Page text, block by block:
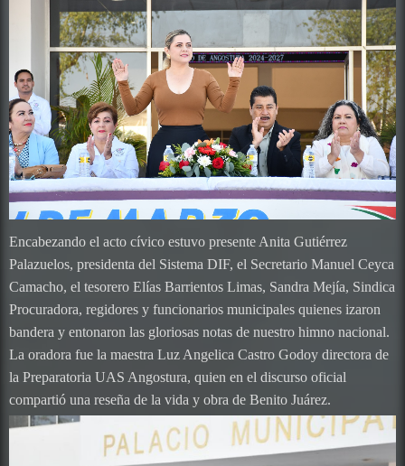
Encabezando el acto cívico estuvo presente Anita Gutiérrez
Palazuelos, presidenta del Sistema DIF, el Secretario Manuel Ceyca
Camacho, el tesorero Elías Barrientos Limas, Sandra Mejía, Sindica
Procuradora, regidores y funcionarios municipales quienes izaron
bandera y entonaron las gloriosas notas de nuestro himno nacional.
La oradora fue la maestra Luz Angelica Castro Godoy directora de
la Preparatoria UAS Angostura, quien en el discurso oficial
compartió una reseña de la vida y obra de Benito Juárez.